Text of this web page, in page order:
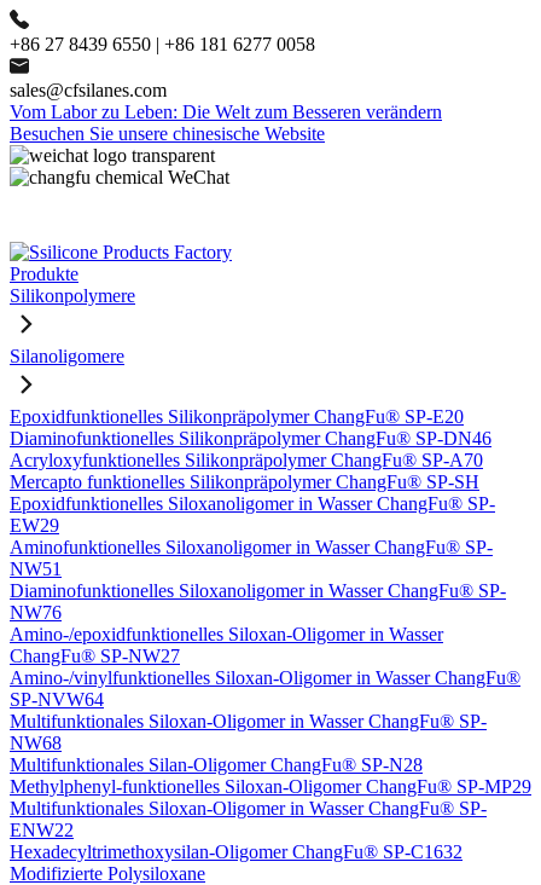
+86 27 8439 6550 | +86 181 6277 0058
sales@cfsilanes.com
Vom Labor zu Leben: Die Welt zum Besseren verändern
Besuchen Sie unsere chinesische Website
Produkte
Silikonpolymere
Silanoligomere
Epoxidfunktionelles Silikonpräpolymer ChangFu® SP-E20
Diaminofunktionelles Silikonpräpolymer ChangFu® SP-DN46
Acryloxyfunktionelles Silikonpräpolymer ChangFu® SP-A70
Mercapto funktionelles Silikonpräpolymer ChangFu® SP-SH
Epoxidfunktionelles Siloxanoligomer in Wasser ChangFu® SP-
EW29
Aminofunktionelles Siloxanoligomer in Wasser ChangFu® SP-
NW51
Diaminofunktionelles Siloxanoligomer in Wasser ChangFu® SP-
NW76
Amino-/epoxidfunktionelles Siloxan-Oligomer in Wasser
ChangFu® SP-NW27
Amino-/vinylfunktionelles Siloxan-Oligomer in Wasser ChangFu®
SP-NVW64
Multifunktionales Siloxan-Oligomer in Wasser ChangFu® SP-
NW68
Multifunktionales Silan-Oligomer ChangFu® SP-N28
Methylphenyl-funktionelles Siloxan-Oligomer ChangFu® SP-MP29
Multifunktionales Siloxan-Oligomer in Wasser ChangFu® SP-
ENW22
Hexadecyltrimethoxysilan-Oligomer ChangFu® SP-C1632
Modifizierte Polysiloxane